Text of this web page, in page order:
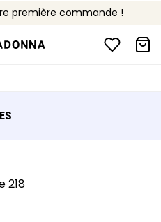
première commande !
à partir de $150
gratuits
218